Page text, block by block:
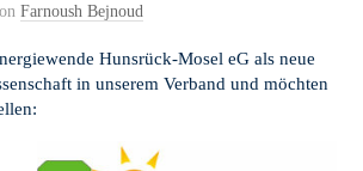
Farnoush Bejnoud
Hunsrück-Mosel eG als neue
in unserem Verband und möchten